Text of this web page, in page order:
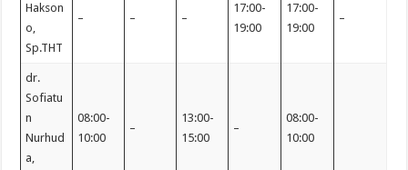
Hakson
o,
Sp.THT
– – –
17:00-
19:00
17:00-
19:00
–
dr.
Sofiatu
n
Nurhud
a,
08:00-
10:00
–
13:00-
15:00
–
08:00-
10:00